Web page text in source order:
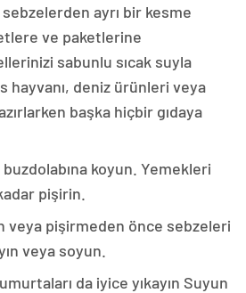
ayrı bir kesme
ve paketlerine
sabunlu sıcak suyla
hayvanı, deniz ürünleri veya
başka hiçbir gıdaya
koyun. Yemekleri
pişirin.
veya pişirmeden önce sebzeleri
veya soyun.
da iyice yıkayın Suyun